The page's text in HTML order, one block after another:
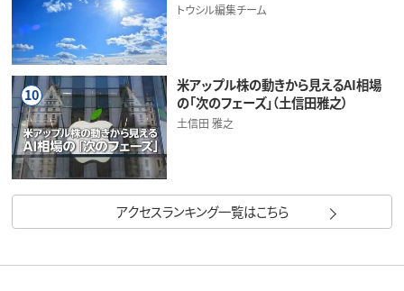
トウシル編集チーム
10
米アップル株の動きから見えるAI相場
の「次のフェーズ」（土信田雅之）
土信田 雅之
アクセスランキング一覧はこちら